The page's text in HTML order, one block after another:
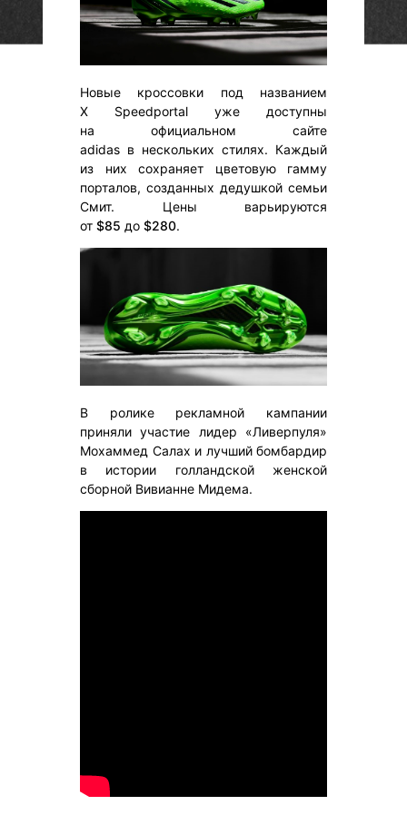
Новые кроссовки под названием
X Speedportal уже доступны
на официальном сайте
adidas в нескольких стилях. Каждый
из них сохраняет цветовую гамму
порталов, созданных дедушкой семьи
Смит. Цены варьируются
от $85 до $280.
В ролике рекламной кампании
приняли участие лидер «Ливерпуля»
Мохаммед Салах и лучший бомбардир
в истории голландской женской
сборной Вивианне Мидема.